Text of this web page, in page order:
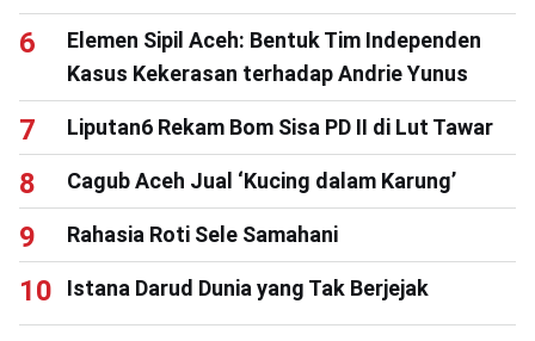
Elemen Sipil Aceh: Bentuk Tim Independen
Kasus Kekerasan terhadap Andrie Yunus
Liputan6 Rekam Bom Sisa PD II di Lut Tawar
Cagub Aceh Jual ‘Kucing dalam Karung’
Rahasia Roti Sele Samahani
Istana Darud Dunia yang Tak Berjejak